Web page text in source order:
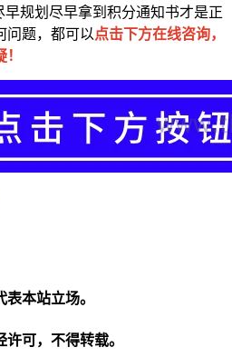
早规划尽早拿到积分通知书才是正
问题，都可以点击下方在线咨询，
本站立场。
可，不得转载。